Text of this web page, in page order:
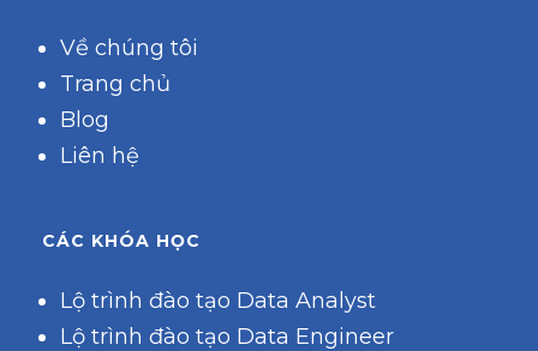
Về chúng tôi
Trang chủ
Blog
Liên hệ
CÁC KHÓA HỌC
Lộ trình đào tạo Data Analyst
Lộ trình đào tạo Data Engineer